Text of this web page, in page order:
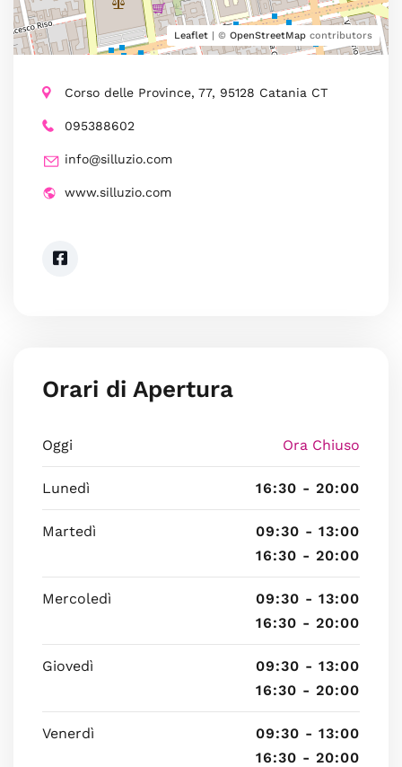
Leaflet | © OpenStreetMap contributors
Corso delle Province, 77, 95128 Catania CT
095388602
info@silluzio.com
www.silluzio.com
Orari di Apertura
Oggi Ora Chiuso
Lunedì 16:30 - 20:00
Martedì
09:30 - 13:00
16:30 - 20:00
Mercoledì
09:30 - 13:00
16:30 - 20:00
Giovedì
09:30 - 13:00
16:30 - 20:00
Venerdì
09:30 - 13:00
16:30 - 20:00